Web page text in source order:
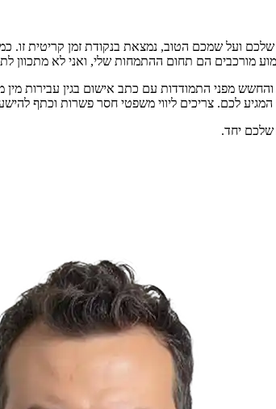
ועל שמכם הטוב, נמצאת בנקודת זמן קריטית זו.
מורכבים הם תחום ההתמחות שלי, ואני לא מתכוון
והחשש מפני התמודדות עם כתב אישום בגין
לכם. צריכים ליווי משפטי חסר פשרות וכתף
שלכם יחד.